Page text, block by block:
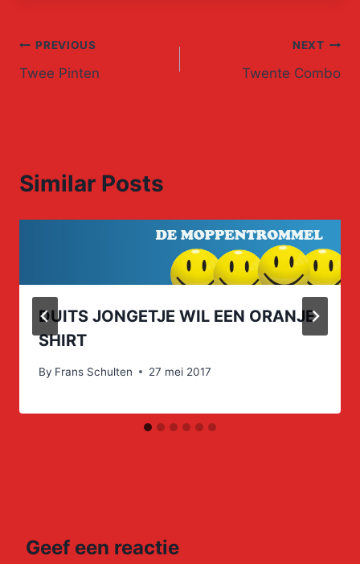
Post
navigation
PREVIOUS
Twee Pinten
NEXT
Twente Combo
Similar Posts
DUITS JONGETJE WIL EEN ORANJE
SHIRT
By Frans Schulten 27 mei 2017
Geef een reactie